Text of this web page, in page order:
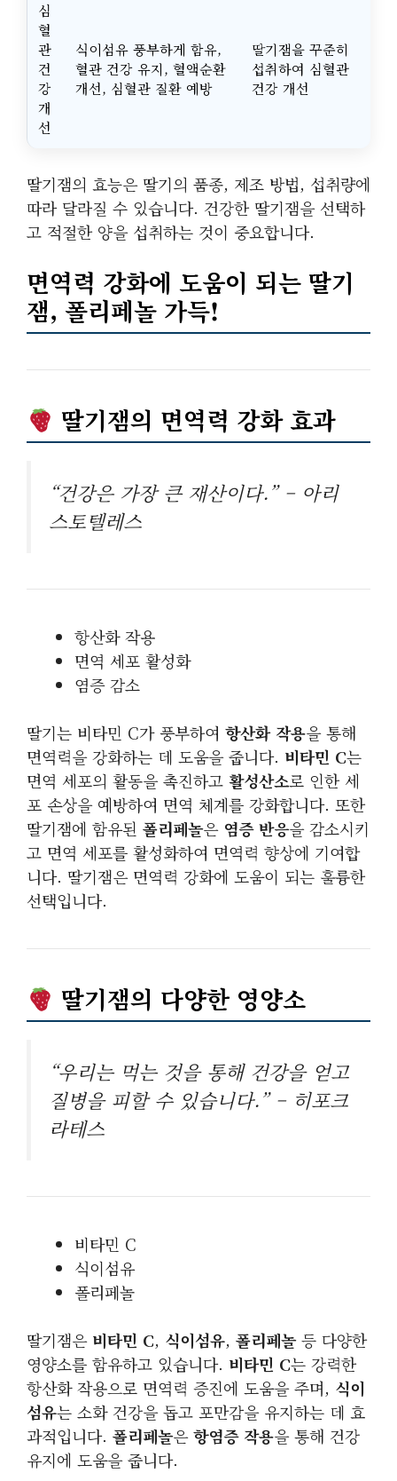
심
혈
관
건
강
개
선
식이섬유 풍부하게 함유,
혈관 건강 유지, 혈액순환
개선, 심혈관 질환 예방
딸기잼을 꾸준히
섭취하여 심혈관
건강 개선
딸기잼의 효능은 딸기의 품종, 제조 방법, 섭취량에
따라 달라질 수 있습니다. 건강한 딸기잼을 선택하
고 적절한 양을 섭취하는 것이 중요합니다.
면역력 강화에 도움이 되는 딸기
잼, 폴리페놀 가득!
딸기잼의 면역력 강화 효과
“건강은 가장 큰 재산이다.” – 아리
스토텔레스
항산화 작용
면역 세포 활성화
염증 감소
딸기는 비타민 C가 풍부하여 항산화 작용을 통해
면역력을 강화하는 데 도움을 줍니다. 비타민 C는
면역 세포의 활동을 촉진하고 활성산소로 인한 세
포 손상을 예방하여 면역 체계를 강화합니다. 또한
딸기잼에 함유된 폴리페놀은 염증 반응을 감소시키
고 면역 세포를 활성화하여 면역력 향상에 기여합
니다. 딸기잼은 면역력 강화에 도움이 되는 훌륭한
선택입니다.
딸기잼의 다양한 영양소
“우리는 먹는 것을 통해 건강을 얻고
질병을 피할 수 있습니다.” – 히포크
라테스
비타민 C
식이섬유
폴리페놀
딸기잼은 비타민 C, 식이섬유, 폴리페놀등 다양한
영양소를 함유하고 있습니다. 비타민 C는 강력한
항산화 작용으로 면역력 증진에 도움을 주며, 식이
섬유는 소화 건강을 돕고 포만감을 유지하는 데 효
과적입니다. 폴리페놀은항염증 작용을 통해 건강
유지에 도움을 줍니다.